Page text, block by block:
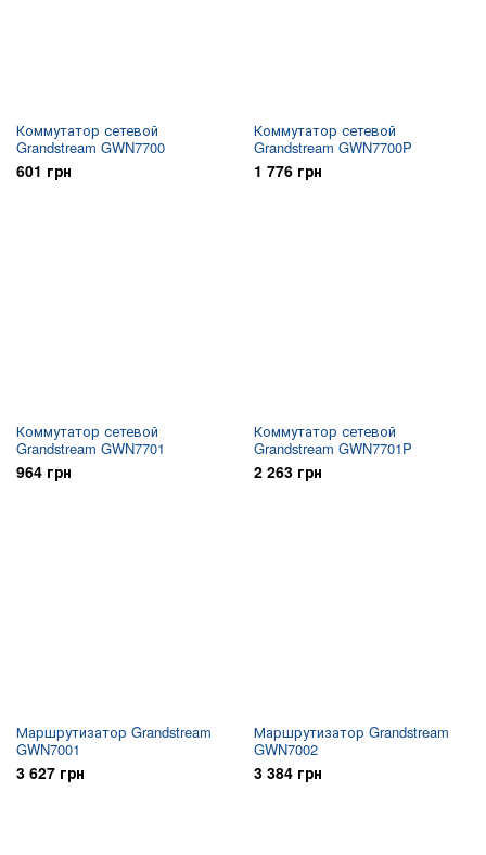
Коммутатор сетевой
Grandstream GWN7700
601 грн
Коммутатор сетевой
Grandstream GWN7700P
1 776 грн
Коммутатор сетевой
Grandstream GWN7701
964 грн
Коммутатор сетевой
Grandstream GWN7701P
2 263 грн
Маршрутизатор Grandstream
GWN7001
3 627 грн
Маршрутизатор Grandstream
GWN7002
3 384 грн